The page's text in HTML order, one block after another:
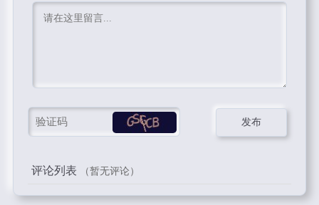
评论列表 （暂无评论）